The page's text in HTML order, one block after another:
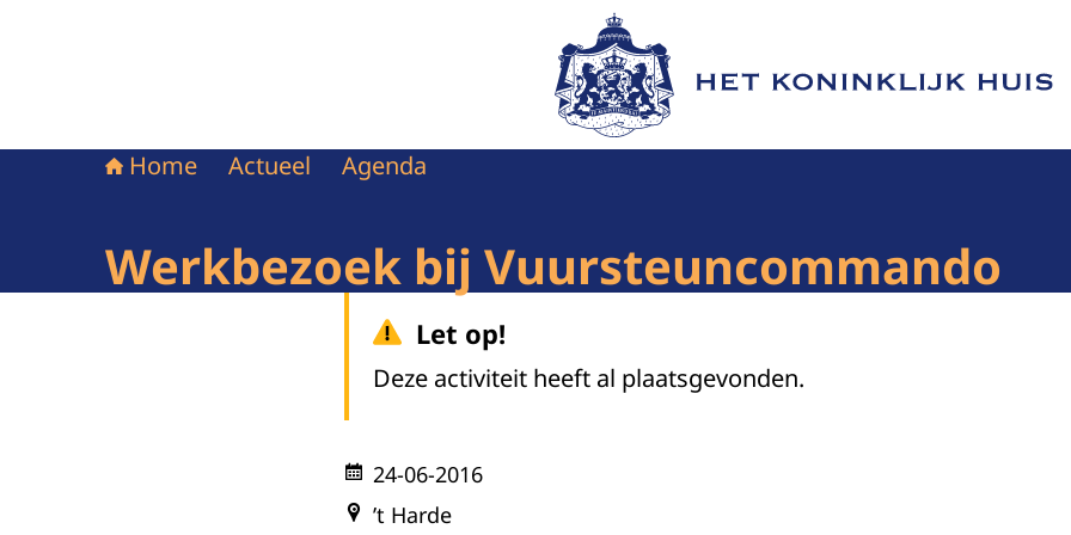
Naar de homepage van Het Koninklijk Huis
Home Actueel Agenda
Werkbezoek bij Vuursteuncommando
Let op!
Deze activiteit heeft al plaatsgevonden.
24-06-2016
’t Harde